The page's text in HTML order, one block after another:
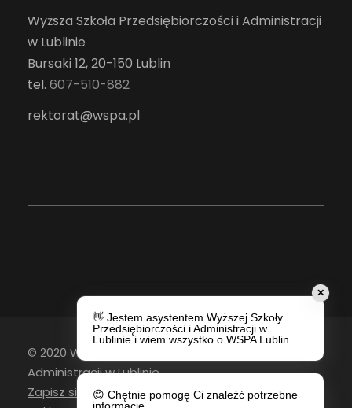
Wyższa Szkoła Przedsiębiorczości i Administracji
w Lublinie
Bursaki 12, 20-150 Lublin
tel. 607-510-882
rektorat@wspa.pl
© 2020 Wyższa Szkoła Przedsiębiorczości i
Administracji w Lublinie
Zapisz się do newslettera
✕
👋 Jestem asystentem Wyższej Szkoły
Przedsiębiorczości i Administracji w
Lublinie i wiem wszystko o WSPA Lublin.
😊 Chętnie pomogę Ci znaleźć potrzebne